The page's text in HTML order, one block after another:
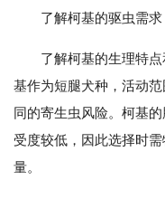
了解柯基的驱虫需求
了解柯基的生理特
基作为短腿犬种，活动
同的寄生虫风险。柯基
受度较低，因此选择时
量。